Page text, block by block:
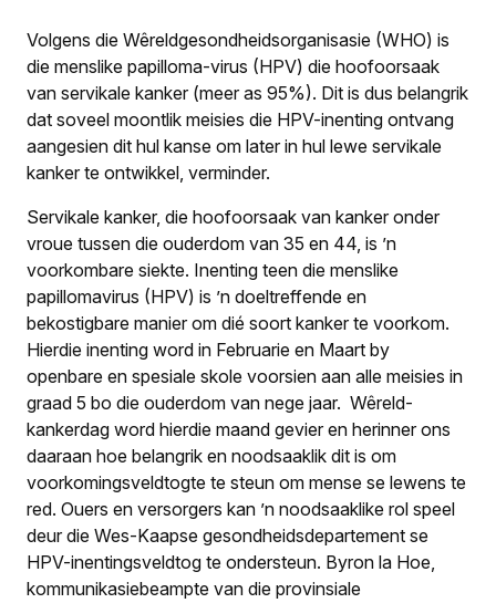
Volgens die Wêreldgesondheidsorganisasie (WHO) is
die menslike papilloma-virus (HPV) die hoofoorsaak
van servikale kanker (meer as 95%). Dit is dus belangrik
dat soveel moontlik meisies die HPV-inenting ontvang
aangesien dit hul kanse om later in hul lewe servikale
kanker te ontwikkel, verminder.
Servikale kanker, die hoofoorsaak van kanker onder
vroue tussen die ouderdom van 35 en 44, is ’n
voorkombare siekte. Inenting teen die menslike
papillomavirus (HPV) is ’n doeltreffende en
bekostigbare manier om dié soort kanker te voorkom.
Hierdie inenting word in Februarie en Maart by
openbare en spesiale skole voorsien aan alle meisies in
graad 5 bo die ouderdom van nege jaar. Wêreld-
kankerdag word hierdie maand gevier en herinner ons
daaraan hoe belangrik en noodsaaklik dit is om
voorkomingsveldtogte te steun om mense se lewens te
red. Ouers en versorgers kan ’n noodsaaklike rol speel
deur die Wes-Kaapse gesondheidsdepartement se
HPV-inentingsveldtog te ondersteun. Byron la Hoe,
kommunikasiebeampte van die provinsiale